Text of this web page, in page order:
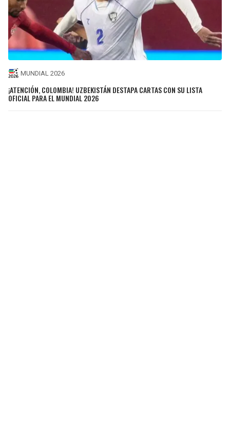
MUNDIAL 2026
¡ATENCIÓN, COLOMBIA! UZBEKISTÁN DESTAPA CARTAS CON SU LISTA
OFICIAL PARA EL MUNDIAL 2026